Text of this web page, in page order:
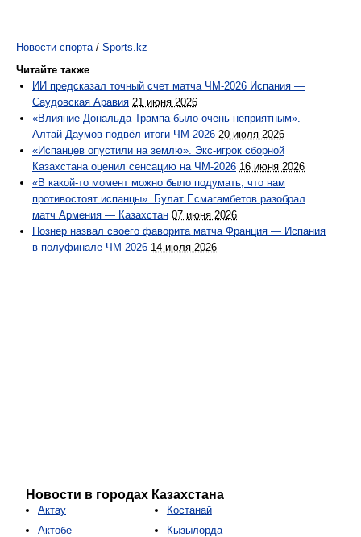
Новости спорта / Sports.kz
Читайте также
ИИ предсказал точный счет матча ЧМ-2026 Испания —
Саудовская Аравия 21 июня 2026
«Влияние Дональда Трампа было очень неприятным».
Алтай Даумов подвёл итоги ЧМ-2026 20 июля 2026
«Испанцев опустили на землю». Экс-игрок сборной
Казахстана оценил сенсацию на ЧМ-2026 16 июня 2026
«В какой-то момент можно было подумать, что нам
противостоят испанцы». Булат Есмагамбетов разобрал
матч Армения — Казахстан 07 июня 2026
Познер назвал своего фаворита матча Франция — Испания
в полуфинале ЧМ-2026 14 июля 2026
Новости в городах Казахстана
Актау
Актобе
Костанай
Кызылорда